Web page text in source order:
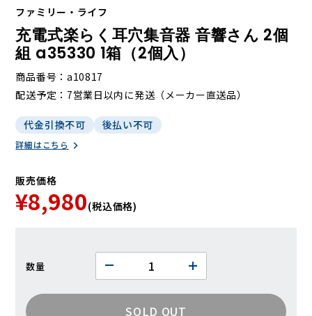
ファミリー・ライフ
充電式楽らく耳穴集音器 音響さん 2個
組 a35330 1箱（2個入）
商品番号
a10817
配送予定
7営業日以内に発送（メーカー直送品）
代金引換不可 後払い不可
詳細はこちら
販売価格
¥8,980(税込価格)
数量
SOLD OUT